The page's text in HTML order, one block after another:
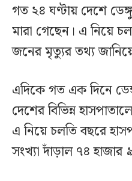
গত ২৪ ঘণ্টায় দেশে
মারা গেছেন। এ নিয়ে
জনের মৃত্যুর তথ্য
এদিকে গত এক দিনে
দেশের বিভিন্ন
এ নিয়ে চলতি বছরে
সংখ্যা দাঁড়াল ৭৪